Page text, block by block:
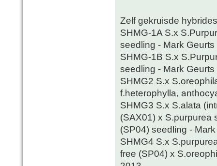
Zelf gekruisde
SHMG-1A S.x
seedling - Mark
SHMG-1B S.x
seedling - Mark
SHMG2 S.x
f.heterophylla,
SHMG3 S.x S.alata
(SAX01) x S.purpurea
(SP04) seedling -
SHMG4 S.x
free (SP04) x